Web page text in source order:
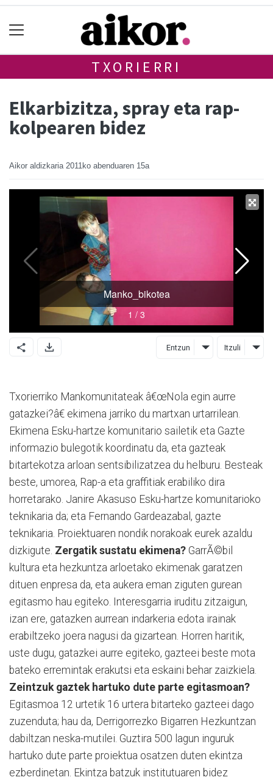
TXORIERRI
Elkarbizitza, spray eta rap-
kolpearen bidez
Aikor aldizkaria 2011ko abenduaren 15a
Entzun Itzuli
Txorierriko Mankomunitateak â€œNola egin aurre
gatazkei?â€ ekimena jarriko du martxan urtarrilean.
Ekimena Esku-hartze komunitario sailetik eta Gazte
informazio bulegotik koordinatu da, eta gazteak
bitartekotza arloan sentsibilizatzea du helburu. Besteak
beste, umorea, Rap-a eta graffitiak erabiliko dira
horretarako. Janire Akasuso Esku-hartze komunitarioko
teknikaria da; eta Fernando Gardeazabal, gazte
teknikaria. Proiektuaren nondik norakoak eurek azaldu
dizkigute. Zergatik sustatu ekimena? GarrÃ©bil
kultura eta hezkuntza arloetako ekimenak garatzen
dituen enpresa da, eta aukera eman ziguten gurean
egitasmo hau egiteko. Interesgarria iruditu zitzaigun,
izan ere, gatazken aurrean indarkeria edota irainak
erabiltzeko joera nagusi da gizartean. Horren haritik,
uste dugu, gatazkei aurre egiteko, gazteei beste mota
bateko erremintak erakutsi eta eskaini behar zaizkiela.
Zeintzuk gaztek hartuko dute parte egitasmoan?
Egitasmoa 12 urtetik 16 urtera bitarteko gazteei dago
zuzenduta; hau da, Derrigorrezko Bigarren Hezkuntzan
dabiltzan neska-mutilei. Guztira 500 lagun inguruk
hartuko dute parte proiektua osatzen duten ekintza
ezberdinetan. Ekintza batzuk institutuaren bidez